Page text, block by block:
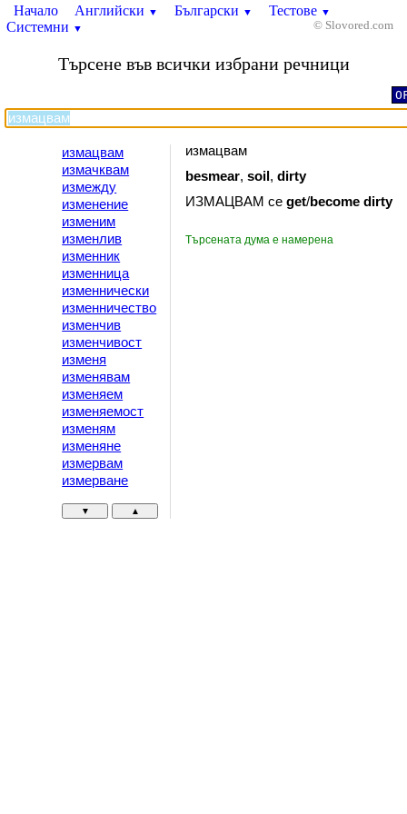
Начало Английски ▼ Български ▼ Тестове ▼
Системни ▼ © Slovored.com
Търсене във всички избрани речници
измацвам
измачквам
измежду
изменение
изменим
изменлив
изменник
изменница
изменнически
изменничество
изменчив
изменчивост
изменя
изменявам
изменяем
изменяемост
изменям
изменяне
измервам
измерване
▼ ▲
измацвам
besmear,soil ,dirty
ИЗМАЦВАМ сеget/become dirty
Търсената дума е намерена